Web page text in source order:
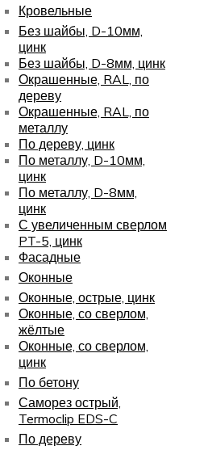
Кровельные
Без шайбы, D-10мм,
цинк
Без шайбы, D-8мм, цинк
Окрашенные, RAL, по
дереву
Окрашенные, RAL, по
металлу
По дереву, цинк
По металлу, D-10мм,
цинк
По металлу, D-8мм,
цинк
С увеличенным сверлом
PT-5, цинк
Фасадные
Оконные
Оконные, острые, цинк
Оконные, со сверлом,
жёлтые
Оконные, со сверлом,
цинк
По бетону
Саморез острый,
Termoclip EDS-C
По дереву